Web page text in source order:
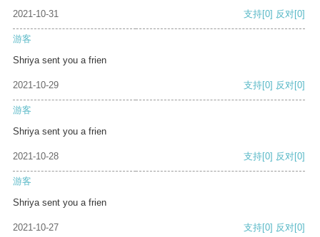
2021-10-31 支持[0] 反对[0]
游客
Shriya sent you a frien
2021-10-29 支持[0] 反对[0]
游客
Shriya sent you a frien
2021-10-28 支持[0] 反对[0]
游客
Shriya sent you a frien
2021-10-27 支持[0] 反对[0]